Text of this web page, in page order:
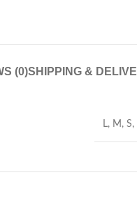
(0)SHIPPING &
L, M , S,